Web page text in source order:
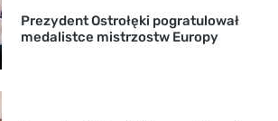
Prezydent Ostrołęki pogratulował
medalistce mistrzostw Europy